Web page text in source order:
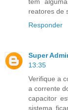
tem
reatores de
Responder
Super
13:35
Verifique a
a corrente
capacitor
sistema